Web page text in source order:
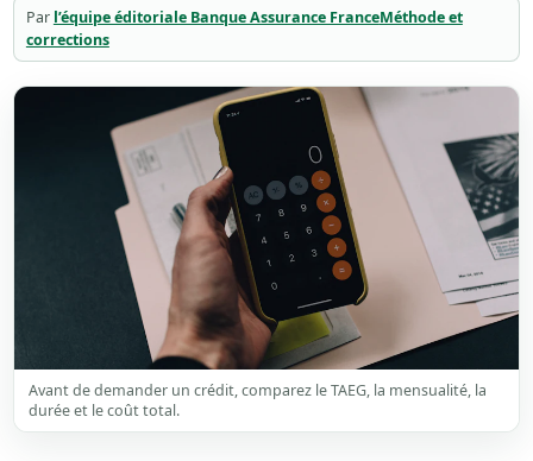
Par l’équipe éditoriale Banque Assurance FranceMéthode et
corrections
Avant de demander un crédit, comparez le TAEG, la mensualité, la
durée et le coût total.